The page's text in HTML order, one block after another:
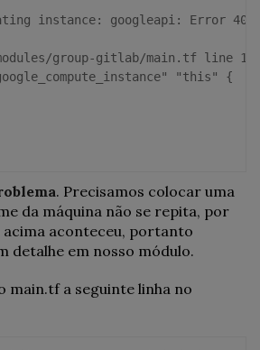
instance: googleapi: Error
group-gitlab/main.tf line
"this" {
. Precisamos colocar uma
da máquina não se repita, por
aconteceu, portanto
detalhe em nosso módulo.
main.tf a seguinte linha no